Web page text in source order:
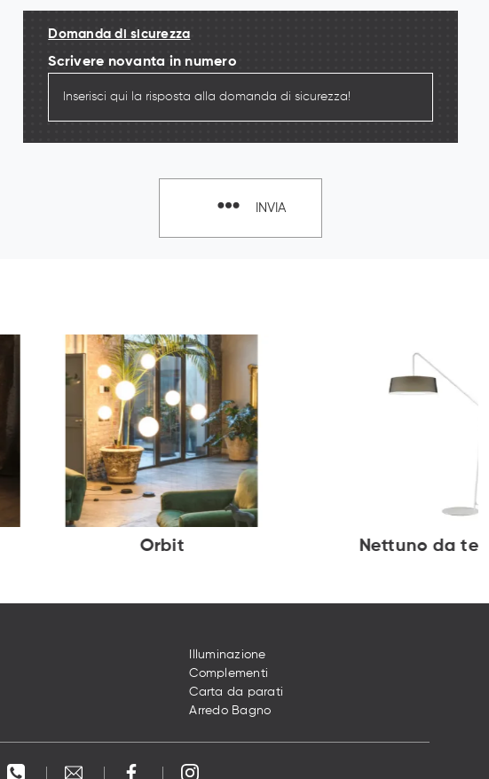
Domanda di sicurezza
Scrivere novanta in numero
INVIA
Orbit Nettuno da
Illuminazione
Complementi
Carta da parati
Arredo Bagno